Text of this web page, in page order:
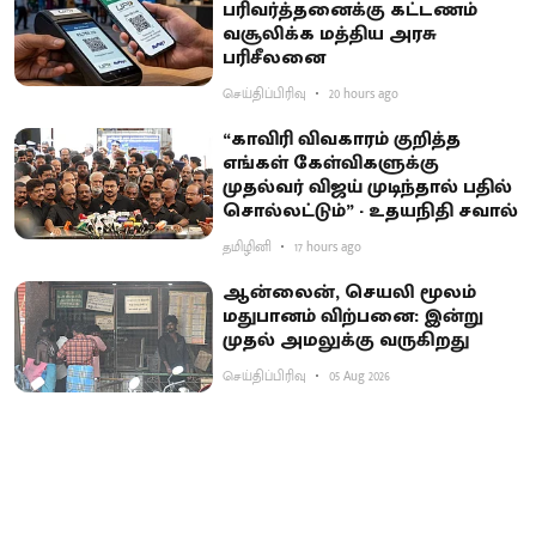
பரிவர்த்தனைக்கு கட்டணம்
வசூலிக்க மத்திய அரசு
பரிசீலனை
செய்திப்பிரிவு 20 hours ago
“காவிரி விவகாரம் குறித்த
எங்கள் கேள்விகளுக்கு
முதல்வர் விஜய் முடிந்தால் பதில்
சொல்லட்டும்” - உதயநிதி சவால்
தமிழினி 17 hours ago
ஆன்லைன், செயலி மூலம்
மதுபானம் விற்பனை: இன்று
முதல் அமலுக்கு வருகிறது
செய்திப்பிரிவு 05 Aug 2026